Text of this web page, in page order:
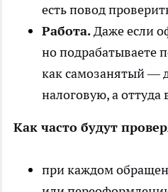
есть повод
Работа.Даже если
но подрабатываете
как самозанятый —
налоговую, а
Как часто будут
при каждом